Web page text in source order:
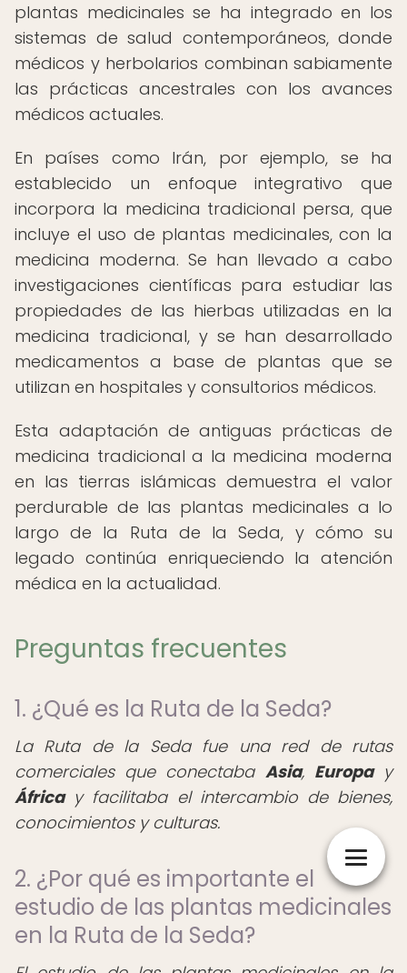
plantas medicinales se ha integrado en los
sistemas de salud contemporáneos, donde
médicos y herbolarios combinan sabiamente
las prácticas ancestrales con los avances
médicos actuales.
En países como Irán, por ejemplo, se ha
establecido un enfoque integrativo que
incorpora la medicina tradicional persa, que
incluye el uso de plantas medicinales, con la
medicina moderna. Se han llevado a cabo
investigaciones científicas para estudiar las
propiedades de las hierbas utilizadas en la
medicina tradicional, y se han desarrollado
medicamentos a base de plantas que se
utilizan en hospitales y consultorios médicos.
Esta adaptación de antiguas prácticas de
medicina tradicional a la medicina moderna
en las tierras islámicas demuestra el valor
perdurable de las plantas medicinales a lo
largo de la Ruta de la Seda, y cómo su
legado continúa enriqueciendo la atención
médica en la actualidad.
Preguntas frecuentes
1. ¿Qué es la Ruta de la Seda?
La Ruta de la Seda fue una red de rutas
comerciales que conectaba Asia, Europay
Áfricay facilitaba el intercambio de bienes,
conocimientos y culturas.
2. ¿Por qué es importante el
estudio de las plantas medicinales
en la Ruta de la Seda?